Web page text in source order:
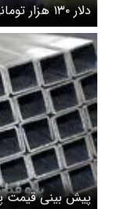
درصدی مشروط
پیش بینی قیمت